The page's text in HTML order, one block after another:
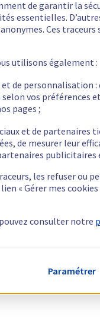
de garantir la
essentielles.
Ces
utilisons également :
de personnalisation
vos préférences
pages ;
et de partenaires
de mesurer leur
publicitaires
les refuser ou
« Gérer mes cookies
consulter notre
Paramétrer